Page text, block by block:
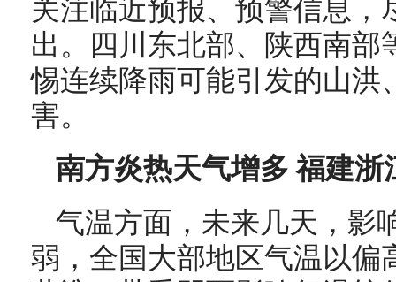
关注临近预报、预警信息，
出。四川东北部、陕西南部
惕连续降雨可能引发的山洪
害。
南方炎热天气增多 福建浙
气温方面，未来几天，影
弱，全国大部地区气温以偏